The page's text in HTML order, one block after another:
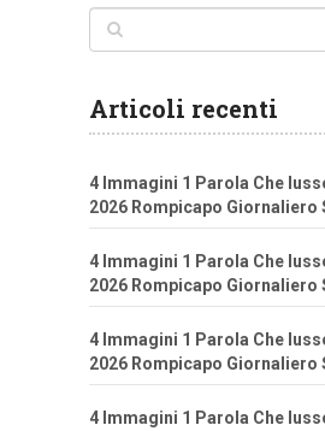
Articoli recenti
4 Immagini 1 Parola Che
2026 Rompicapo Giornaliero
4 Immagini 1 Parola Che
2026 Rompicapo Giornaliero
4 Immagini 1 Parola Che
2026 Rompicapo Giornaliero
4 Immagini 1 Parola Che